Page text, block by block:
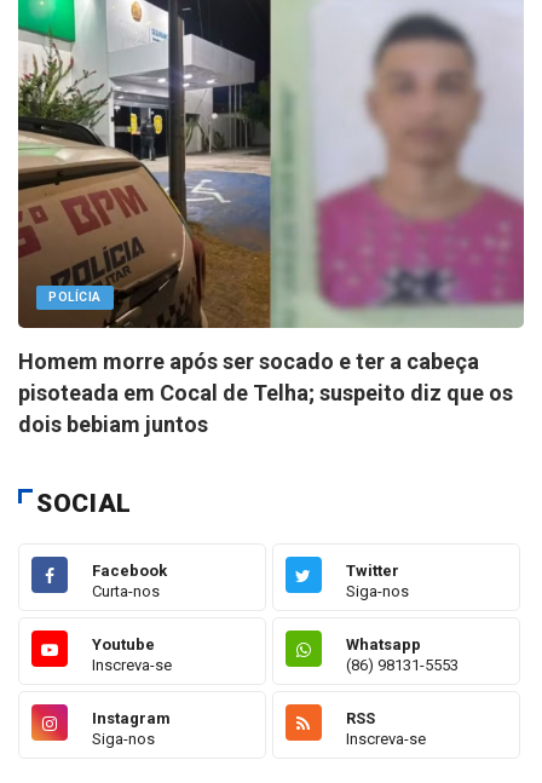
POLÍCIA
Homem morre após ser socado e ter a cabeça
pisoteada em Cocal de Telha; suspeito diz que os
dois bebiam juntos
SOCIAL
Facebook
Curta-nos
Twitter
Siga-nos
Youtube
Inscreva-se
Whatsapp
(86) 98131-5553
Instagram
Siga-nos
RSS
Inscreva-se